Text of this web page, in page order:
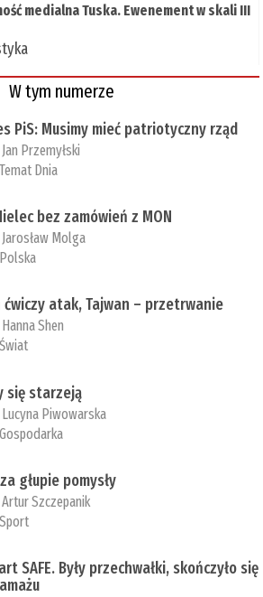
medialna Tuska. Ewenement w skali III
W tym numerze
PiS: Musimy mieć patriotyczny rząd
Jan Przemyłski
Temat Dnia
bez zamówień z MON
Jarosław Molga
Polska
ćwiczy atak, Tajwan – przetrwanie
­Hanna Shen
Świat
się starzeją
Lucyna Piwowarska
Gospodarka
głupie pomysły
Artur Szczepanik
Sport
SAFE. Były przechwałki, skończyło się